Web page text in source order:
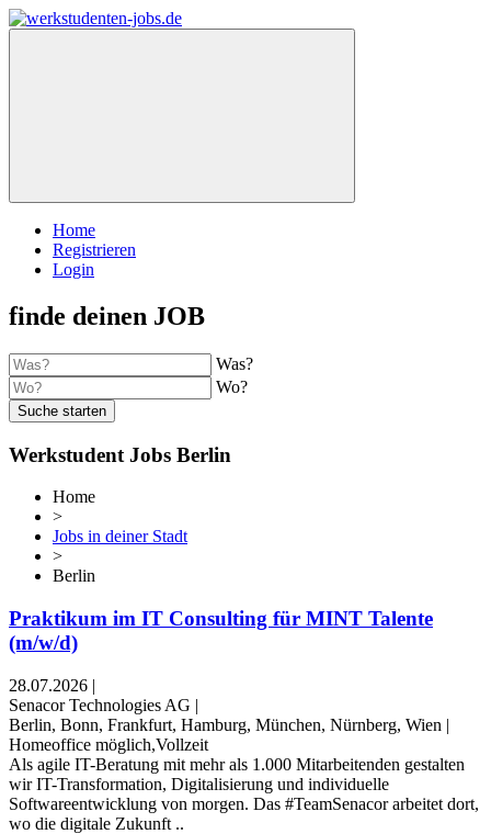
Home
Registrieren
Login
finde deinen JOB
Was?
Wo?
Suche starten
Werkstudent Jobs Berlin
Home
>
Jobs in deiner Stadt
>
Berlin
Praktikum im IT Consulting für MINT Talente
(m/w/d)
28.07.2026 |
Senacor Technologies AG |
Berlin, Bonn, Frankfurt, Hamburg, München, Nürnberg, Wien |
Homeoffice möglich,Vollzeit
Als agile IT-Beratung mit mehr als 1.000 Mitarbeitenden gestalten
wir IT-Transformation, Digitalisierung und individuelle
Softwareentwicklung von morgen. Das #TeamSenacor arbeitet dort,
wo die digitale Zukunft ..